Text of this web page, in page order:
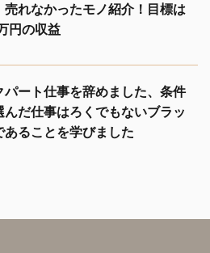
売れなかったモノ紹介！目標は
円の収益
パート仕事を辞めました、条件
んだ仕事はろくでもないブラッ
あることを学びました